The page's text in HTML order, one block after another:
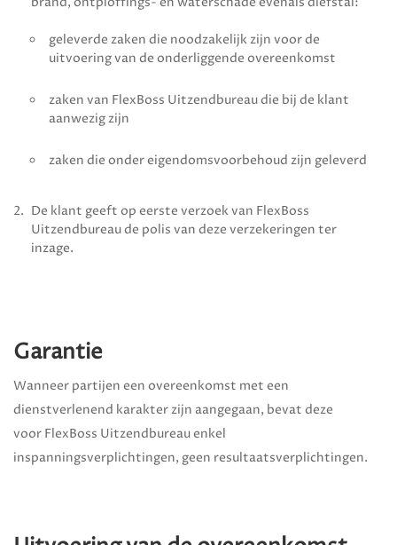
geleverde zaken die noodzakelijk zijn voor de
uitvoering van de onderliggende overeenkomst
zaken van FlexBoss Uitzendbureaudie bij de klant
aanwezig zijn
zaken die onder eigendomsvoorbehoud zijn geleverd
De klant geeft op eerste verzoek van FlexBoss
Uitzendbureaude polis van deze verzekeringen ter
inzage.
Garantie
Wanneer partijen een overeenkomst met een
dienstverlenend karakter zijn aangegaan, bevat deze
voor FlexBoss Uitzendbureauenkel
inspanningsverplichtingen, geen resultaatsverplichtingen.